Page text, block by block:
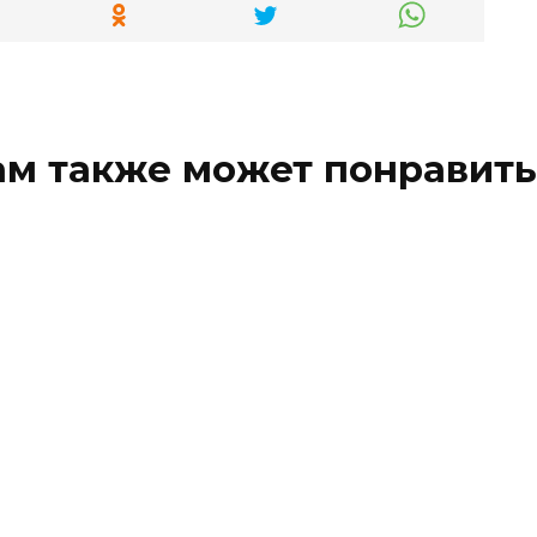
также может